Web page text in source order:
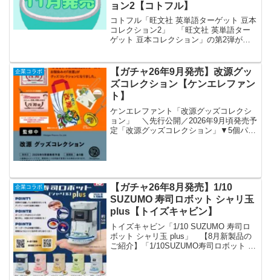
ョン2【コトフル】
コトフル「旺文社 英単語ターゲット 豆本
コレクション2」 「旺文社 英単語ター
ゲット 豆本コレクション」の第2弾が全
ーアップして登場！全種類豆本&おまけ&
赤シート付き！...
企業コラボ
【ガチャ26年9月発売】改源グッ
ズコレクション【ケンエレファン
ト】
ケンエレファント「改源グッズコレクシ
ョン」 ＼先行公開／2026年9月頃発売予
定「改源グッズコレクション」▼5個パッ
企業コラボ
【ガチャ26年8月発売】1/10
SUZUMO 寿司ロボット シャリ玉
plus【トイズキャビン】
トイズキャビン「1/10 SUZUMO 寿司ロ
ボット シャリ玉 plus」 【8月新製品の
ご紹介】「1/10SUZUMO寿司ロボット シ